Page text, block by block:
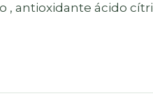
, antioxidante ácido